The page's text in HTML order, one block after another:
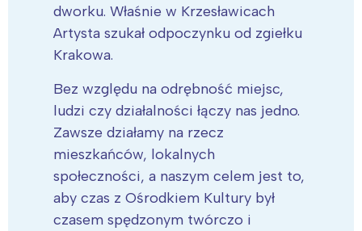
dworku. Właśnie w Krzesławicach
Artysta szukał odpoczynku od zgiełku
Krakowa.
Bez względu na odrębność miejsc,
ludzi czy działalności łączy nas jedno.
Zawsze działamy na rzecz
mieszkańców, lokalnych
społeczności, a naszym celem jest to,
aby czas z Ośrodkiem Kultury był
czasem spędzonym twórczo i